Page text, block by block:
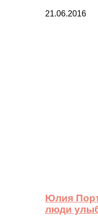
21.06.2016
Юлия
люди